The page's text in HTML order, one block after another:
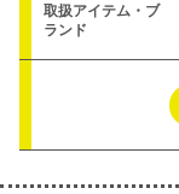
取扱アイテム・ブ
ランド